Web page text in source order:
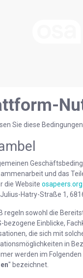
Sie diese
und das
die Website osapeers.org
Hatry-Straße 1,
regeln sowohl die
bezogene Einblicke,
die sich mit
in
werden im
" bezeichnet.